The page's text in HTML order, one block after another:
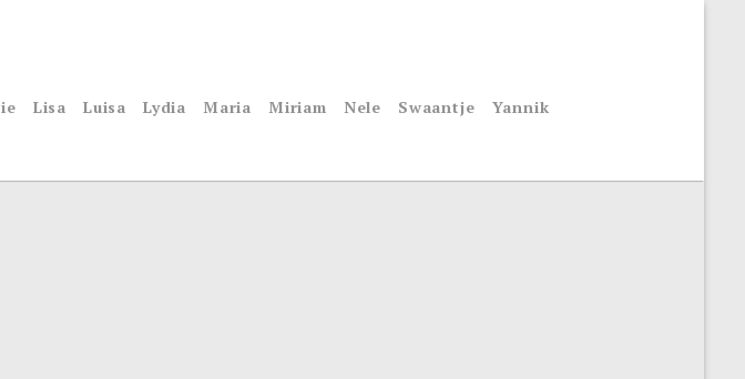
Lisa Luisa Lydia Maria Miriam Nele Swaantje
Yannik